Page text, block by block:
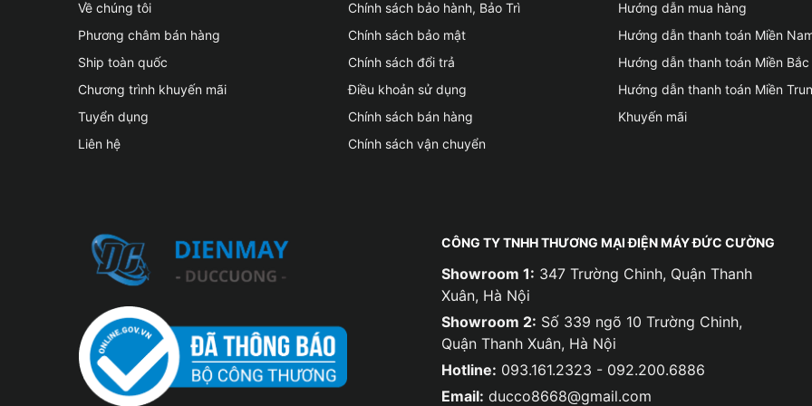
Về chúng tôi
Phương châm bán hàng
Ship toàn quốc
Chương trình khuyến mãi
Tuyển dụng
Liên hệ
Chính sách bảo hành, Bảo Trì
Chính sách bảo mật
Chính sách đổi trả
Điều khoản sử dụng
Chính sách bán hàng
Chính sách vận chuyển
Hướng dẫn mua hàng
Hướng dẫn thanh toán Miền
Hướng dẫn thanh toán Miền Bắc
Hướng dẫn thanh toán Miền
Khuyến mãi
CÔNG TY TNHH THƯƠNG MẠI ĐIỆN MÁY ĐỨC CƯỜNG
Showroom 1: 347 Trường Chinh, Quận Thanh
Xuân, Hà Nội
Showroom 2: Số 339 ngõ 10 Trường Chinh,
Quận Thanh Xuân, Hà Nội
Hotline: 093.161.2323 - 092.200.6886
Email: ducco8668@gmail.com